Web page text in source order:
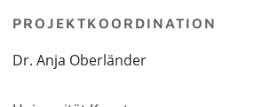
PROJEKTKOORDINATION
Dr. Anja Oberländer